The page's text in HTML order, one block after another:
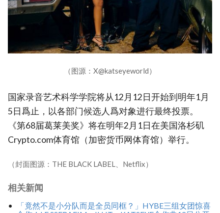
（图源：X@katseyeworld）
国家录音艺术科学学院将从12月12日开始到明年1月
5日爲止，以各部门候选人爲对象进行最终投票。
《第68届葛莱美奖》将在明年2月1日在美国洛杉矶
Crypto.com体育馆（加密货币网体育馆）举行。
（封面图源：THE BLACK LABEL、Netflix）
相关新闻
「竟然不是小分队而是全员同框？」HYBE三组女团惊喜